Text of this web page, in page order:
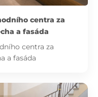
centra za
a fasáda
centra za
a fasáda